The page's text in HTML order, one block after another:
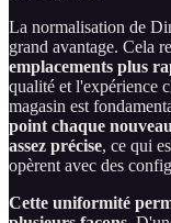
La normalisation de
grand avantage. Cela
emplacements plus
qualité et l'expérience
magasin est
point chaque
assez précise, ce qui
opèrent avec des
Cette uniformité